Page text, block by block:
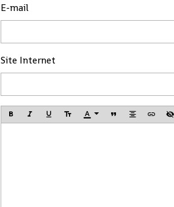
E-mail
Site Internet